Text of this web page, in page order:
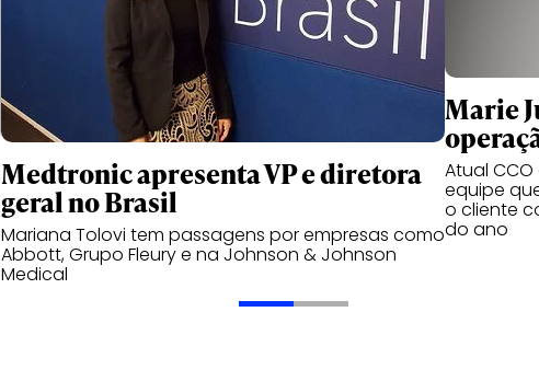
Medtronic apresenta VP e diretora
geral no Brasil
Mariana Tolovi tem passagens por empresas como
Abbott, Grupo Fleury e na Johnson & Johnson
Medical
Marie
Atual
equipe
o cliente
do ano